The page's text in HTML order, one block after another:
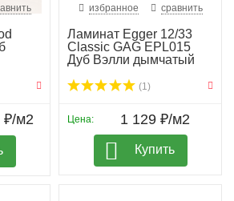
₽/м2
избранное сравнить
Ламинат Egger 12/33
Classic GAG EPL015
Дуб Вэлли дымчатый
(1)
Цена: 1 129 ₽/м2
Купить